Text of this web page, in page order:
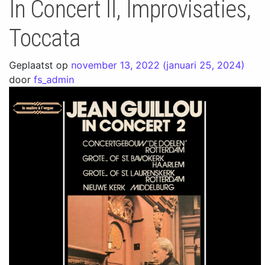
In Concert II, Improvisaties,
Toccata
Geplaatst op november 13, 2022 (januari 25, 2024)
door fs_admin